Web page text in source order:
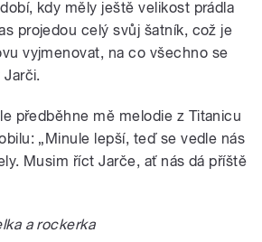
kdy měly ještě velikost prádla
projedou celý svůj šatník, což je
vyjmenovat, na co všechno se
předběhne mě melodie z Titanicu
„Minule lepší, teď se vedle nás
Musim říct Jarče, ať nás dá příště
a rockerka